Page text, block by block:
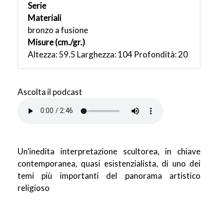
Serie
Materiali
bronzo a fusione
Misure (cm./gr.)
Altezza: 59.5 Larghezza: 104 Profondità: 20
Ascolta il podcast
Un’inedita interpretazione scultorea, in chiave
contemporanea, quasi esistenzialista, di uno dei
temi più importanti del panorama artistico
religioso